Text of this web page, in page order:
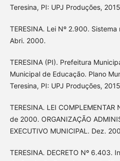
Teresina, PI: UPJ Produções,
TERESINA. Lei Nº 2.900.
Abri. 2000.
TERESINA (PI). Prefeitura
Municipal de Educação. Plano
Teresina, PI: UPJ Produções,
TERESINA. LEI
de 2000. ORGANIZAÇÃO
EXECUTIVO MUNICIPAL. Dez.
TERESINA. DECRETO Nº 6.403.